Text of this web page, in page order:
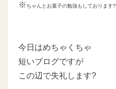
※ ちゃんとお菓子の勉強もしております?
今日はめちゃくちゃ
短いブログですが
この辺で失礼します?